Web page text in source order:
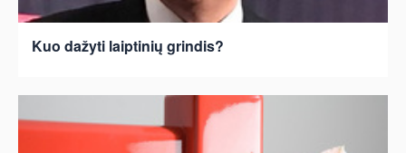
Kuo dažyti laiptinių grindis?